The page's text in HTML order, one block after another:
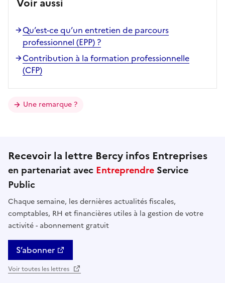
Qu’est-ce qu’un entretien de parcours
professionnel (EPP) ?
Contribution à la formation professionnelle
(CFP)
Une remarque ?
Recevoir la lettre Bercy infos Entreprises
en partenariat avec Entreprendre Service
Public
Chaque semaine, les dernières actualités fiscales,
comptables, RH et financières utiles à la gestion de votre
activité - abonnement gratuit
S’abonner
Voir toutes les lettres